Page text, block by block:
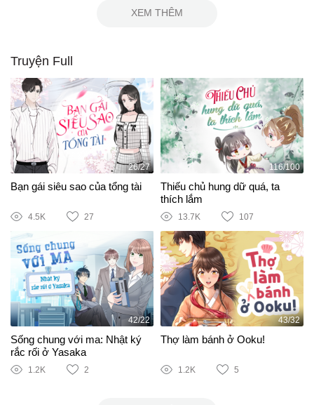
XEM THÊM
Truyện Full
26/27
Bạn gái siêu sao của tổng tài
4.5K 27
116/100
Thiếu chủ hung dữ quá, ta
thích lắm
13.7K 107
42/22
Sống chung với ma: Nhật ký
rắc rối ở Yasaka
1.2K 2
43/32
Thợ làm bánh ở Ooku!
1.2K 5